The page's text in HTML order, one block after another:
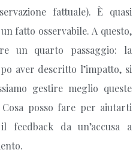
fattuale). È quasi
fatto osservabile. A questo,
un quarto passaggio: la
aver descritto l’impatto, si
gestire meglio queste
posso fare per aiutarti
da un’accusa a